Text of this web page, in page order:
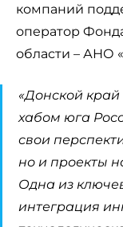
компаний
оператор
области – АНО
«Донской
хабом юга
свои
но и проекты
Одна из
интеграция